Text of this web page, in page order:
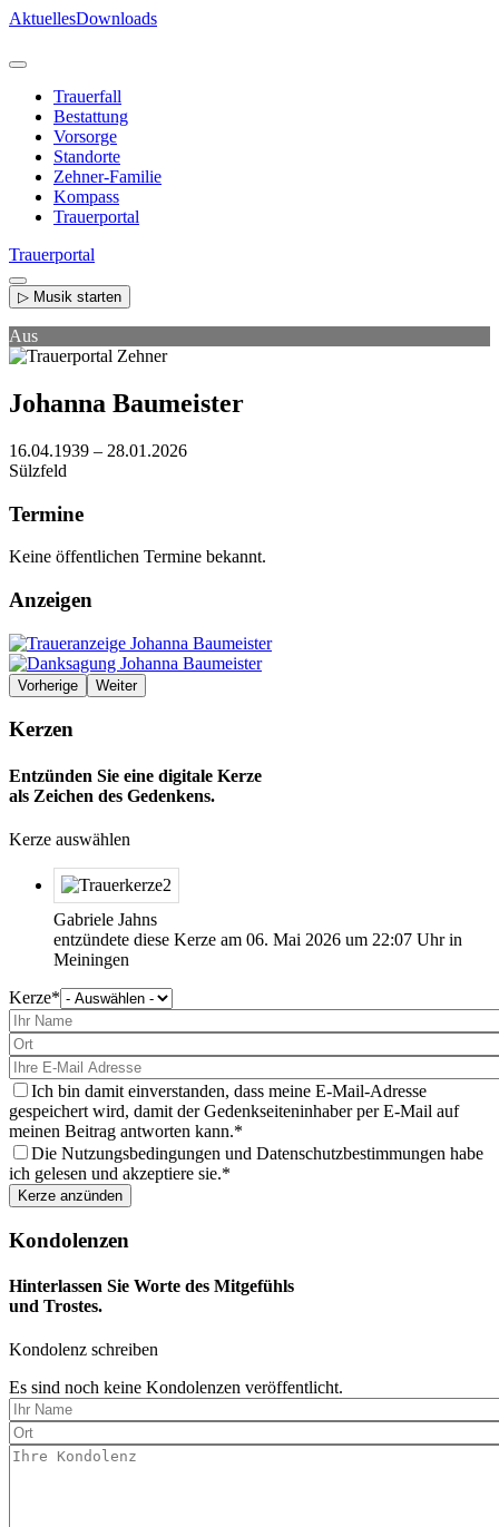
Direkt
Inhalt
AktuellesDownloads
Trauerfall
Bestattung
Vorsorge
Standorte
Zehner-Familie
Kompass
Trauerportal
Trauerportal
▷ Musik starten
Aus
Johanna Baumeister
16.04.1939 – 28.01.2026
Sülzfeld
Termine
Keine öffentlichen Termine bekannt.
Anzeigen
Vorherige Weiter
Kerzen
Entzünden Sie eine digitale Kerze
als Zeichen des Gedenkens.
Kerze auswählen
Gabriele Jahns
entzündete diese Kerze am 06. Mai 2026 um 22:07 Uhr in
Meiningen
Kerze
wählen
Sie
aus
Ich bin damit einverstanden, dass meine E-Mail-Adresse
gespeichert wird, damit der Gedenkseiteninhaber per E-Mail auf
meinen Beitrag antworten kann.
Die Nutzungsbedingungen und Datenschutzbestimmungen habe
ich gelesen und akzeptiere sie.
Kondolenzen
Hinterlassen Sie Worte des Mitgefühls
und Trostes.
Kondolenz schreiben
Es sind noch keine Kondolenzen veröffentlicht.